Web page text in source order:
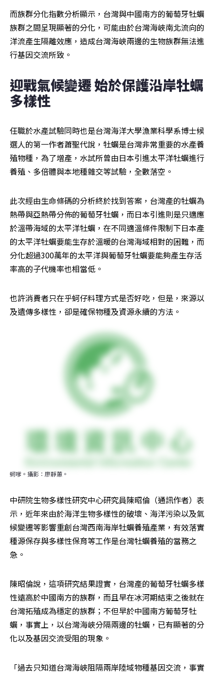
而族群分化指數分析顯示，台灣與中國南方的葡萄牙牡蠣
族群之間呈現顯著的分化，可能由於台灣海峽南北流向的
洋流產生隔離效應，造成台灣海峽兩邊的生物族群無法進
行基因交流所致。
迎戰氣候變遷 始於保護沿岸牡蠣
多樣性
任職於水產試驗同時也是台灣海洋大學漁業科學系博士候
選人的第一作者蕭聖代說，牡蠣是台灣非常重要的水產養
殖物種，為了增產，水試所曾由日本引進太平洋牡蠣進行
養殖、多倍體與本地種雜交等試驗，全數落空。
此次經由生命條碼的分析終於找到答案，台灣產的牡蠣為
熱帶與亞熱帶分佈的葡萄牙牡蠣，而日本引進則是只適應
於溫帶海域的太平洋牡蠣，在不同適溫條件限制下日本產
的太平洋牡蠣要能生存於溫暖的台灣海域相對的困難，而
分化超過300萬年的太平洋與葡萄牙牡蠣要能夠產生存活
率高的子代機率也相當低。
也許消費者只在乎蚵仔料理方式是否好吃，但是，來源以
及遺傳多樣性，卻是確保物種及資源永續的方法。
蚵嗲。攝影：廖靜蕙。
中研院生物多樣性研究中心研究員陳昭倫（通訊作者）表
示，近年來由於海洋生物多樣性的破壞、海洋污染以及氣
候變遷等影響重創台灣西南海岸牡蠣養殖產業，有效落實
種源保存與多樣性保育等工作是台灣牡蠣養殖的當務之
急。
陳昭倫說，這項研究結果證實，台灣產的葡萄牙牡蠣多樣
性遠高於中國南方的族群，而且早在冰河期結束之後就在
台灣拓殖成為穩定的族群；不但早於中國南方葡萄牙牡
蠣，事實上，以台灣海峽分隔兩邊的牡蠣，已有顯著的分
化以及基因交流受阻的現象。
「過去只知道台灣海峽阻隔兩岸陸域物種基因交流，事實